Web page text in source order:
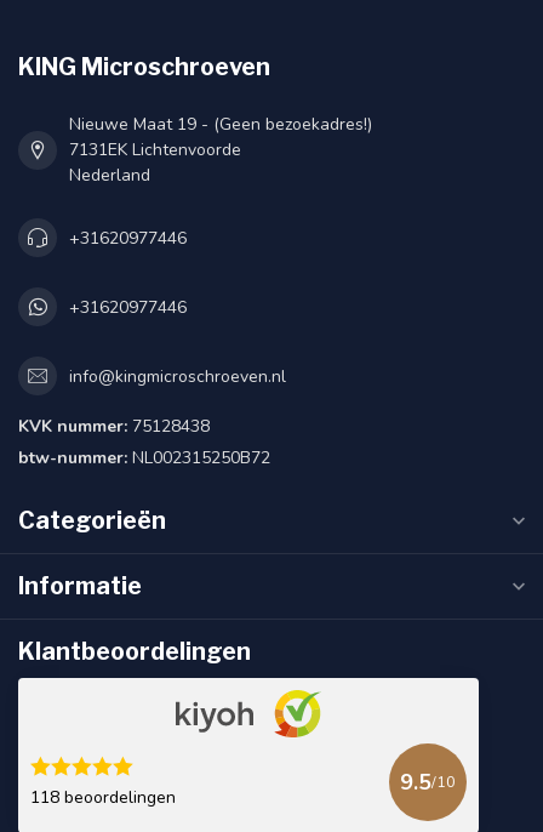
KING Microschroeven
Nieuwe Maat 19 - (Geen bezoekadres!)
7131EK Lichtenvoorde
Nederland
+31620977446
+31620977446
info@kingmicroschroeven.nl
KVK nummer: 75128438
btw-nummer: NL002315250B72
Categorieën
Informatie
Klantbeoordelingen
118 beoordelingen
9.5/10